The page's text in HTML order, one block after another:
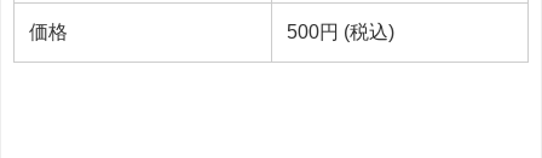
価格 500円 (税込)